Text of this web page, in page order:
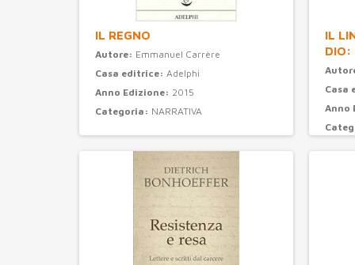
IL REGNO
Autore: Emmanuel Carrère
Casa editrice: Adelphi
Anno Edizione: 2015
Categoria: NARRATIVA
IL
DIO:
Casa
Anno